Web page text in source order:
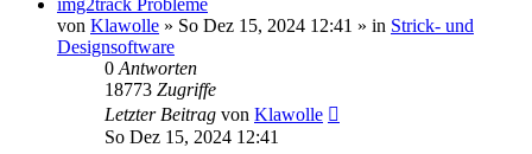
von Klawolle » So Dez 15, 2024 12:41 » in Strick- und
Designsoftware
0 Antworten
18773 Zugriffe
Letzter Beitrag von Klawolle
So Dez 15, 2024 12:41